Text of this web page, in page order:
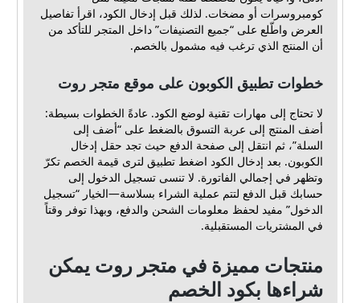
كومبروسرات أو مضخات. لذلك قبل إدخال الكود، اقرأ تفاصيل
العرض واطّلع على “جميع التصنيفات” داخل المتجر للتأكد من
أن المنتج الذي ترغب فيه مشمول بالخصم.
خطوات تطبيق الكوبون على موقع متجر روت
لا تحتاج إلى مهارات تقنية لوضع الكود. عادةً الخطوات بسيطة:
أضف المنتج إلى عربة التسوق بالضغط على “أضف إلى
السلة”، ثم انتقل إلى صفحة الدفع حيث تجد حقل إدخال
الكوبون. بعد إدخال الكود اضغط تطبيق لترى قيمة الخصم تكرّ
وتظهر في إجمالي الفاتورة. لا تنسى تسجيل الدخول إلى
حسابك قبل الدفع لتتم عملية الشراء بسلاسة—الخيار “تسجيل
الدخول” مفيد لحفظ معلومات الشحن والدفع، وبهذا توفر وقتاً
في المشتريات المستقبلية.
منتجات مميزة في متجر روت يمكن
شراءها بكود الخصم